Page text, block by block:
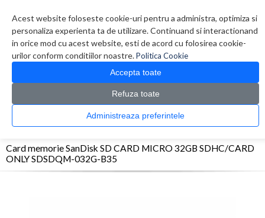
Acest website foloseste cookie-uri pentru a administra, optimiza si
personaliza experienta ta de utilizare. Continuand si interactionand
in orice mod cu acest website, esti de acord cu folosirea cookie-
urilor conform conditiilor noastre.Politica Cookie
Accepta toate
Refuza toate
Administreaza preferintele
0 produs(e)
CATALOG PRODUSE
> Carduri memorie > Card memorie SanDisk SD CARD
Card memorie SanDisk SD CARD MICRO 32GB SDHC/CARD
ONLY SDSDQM-032G-B35